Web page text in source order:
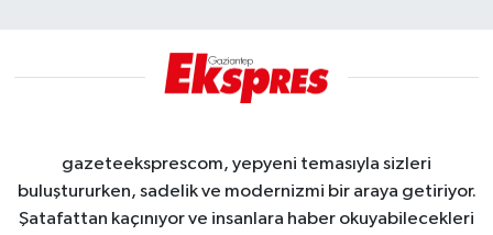
gazeteeksprescom, yepyeni temasıyla sizleri
buluştururken, sadelik ve modernizmi bir araya getiriyor.
Şatafattan kaçınıyor ve insanlara haber okuyabilecekleri